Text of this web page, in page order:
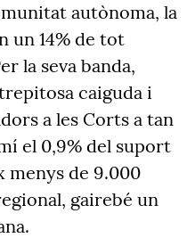
autònoma, la
un 14% de tot
la seva banda,
caiguda i
a les Corts a tan
el 0,9% del suport
menys de 9.000
gairebé un